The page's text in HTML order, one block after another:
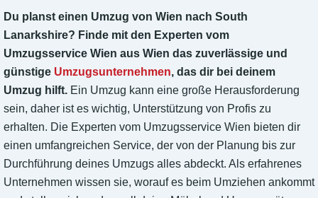
Du planst einen Umzug von Wien nach South
Lanarkshire? Finde mit den Experten vom
Umzugsservice Wien aus Wien das zuverlässige und
günstige Umzugsunternehmen, das dir bei deinem
Umzug hilft. Ein Umzug kann eine große Herausforderung
sein, daher ist es wichtig, Unterstützung von Profis zu
erhalten. Die Experten vom Umzugsservice Wien bieten dir
einen umfangreichen Service, der von der Planung bis zur
Durchführung deines Umzugs alles abdeckt. Als erfahrenes
Unternehmen wissen sie, worauf es beim Umziehen ankommt